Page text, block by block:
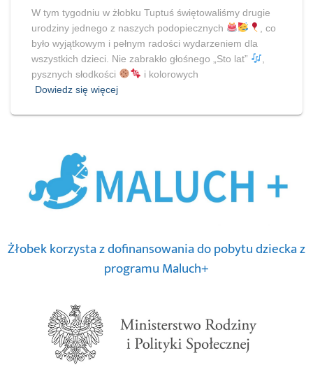
W tym tygodniu w żłobku Tuptuś świętowaliśmy drugie
urodziny jednego z naszych podopiecznych
, co
było wyjątkowym i pełnym radości wydarzeniem dla
wszystkich dzieci. Nie zabrakło głośnego „Sto lat”
pysznych słodkości
i kolorowych
Dowiedz się więcej
Żłobek korzysta z dofinansowania do pobytu dziecka z
programu Maluch+